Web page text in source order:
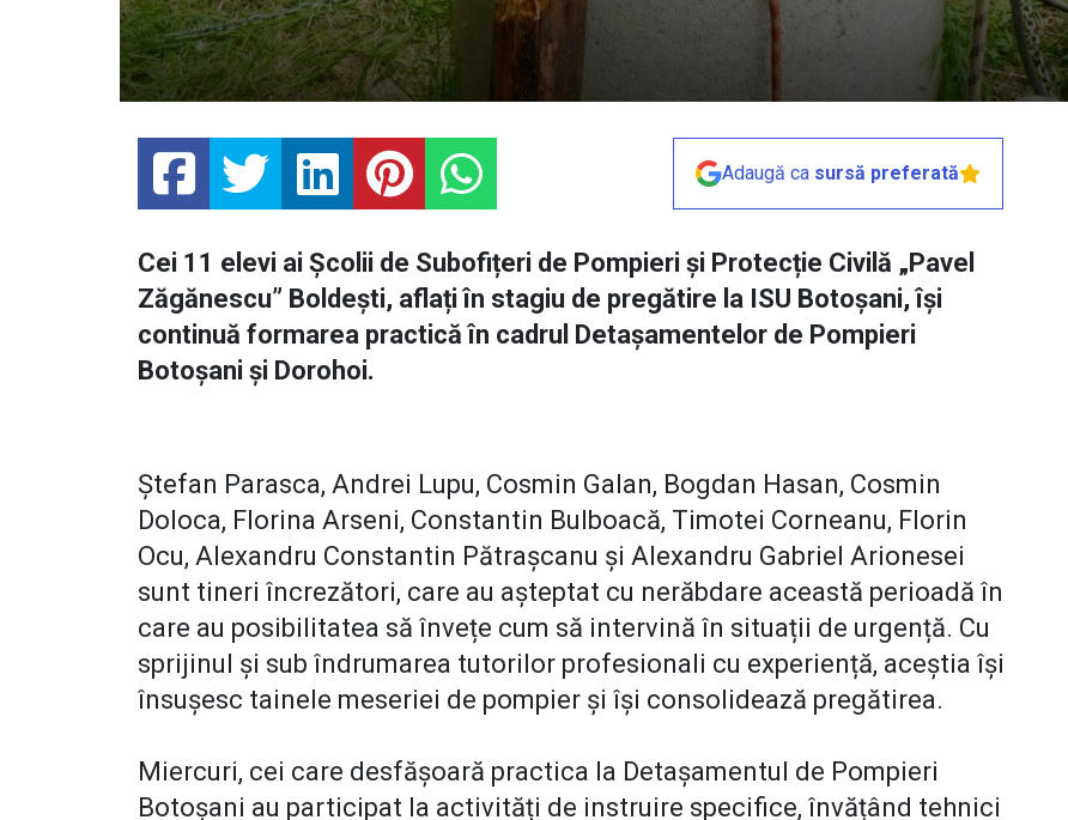
Adaugă ca sursă preferată
Cei 11 elevi ai Școlii de Subofițeri de Pompieri și Protecție Civilă „Pavel
Zăgănescu” Boldești, aflați în stagiu de pregătire la ISU Botoșani, își
continuă formarea practică în cadrul Detașamentelor de Pompieri
Botoșani și Dorohoi.
Ștefan Parasca, Andrei Lupu, Cosmin Galan, Bogdan Hasan, Cosmin
Doloca, Florina Arseni, Constantin Bulboacă, Timotei Corneanu, Florin
Ocu, Alexandru Constantin Pătrașcanu și Alexandru Gabriel Arionesei
sunt tineri încrezători, care au așteptat cu nerăbdare această perioadă în
care au posibilitatea să învețe cum să intervină în situații de urgență. Cu
sprijinul și sub îndrumarea tutorilor profesionali cu experiență, aceștia își
însușesc tainele meseriei de pompier și își consolidează pregătirea.
Miercuri, cei care desfășoară practica la Detașamentul de Pompieri
Botoșani au participat la activități de instruire specifice, învățând tehnici